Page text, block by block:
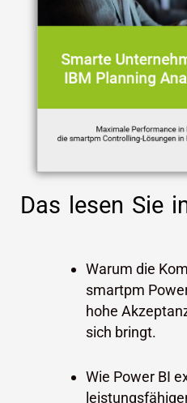
Das lesen Sie
Warum die
smartpm
hohe
sich bringt.
Wie Power BI